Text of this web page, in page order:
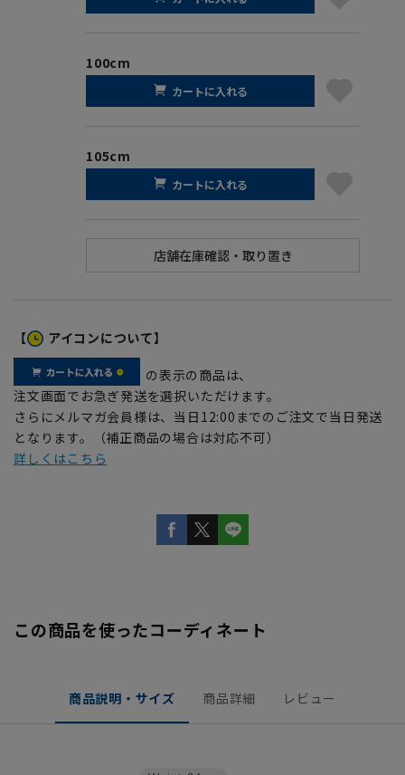
100cm
カートに入れる
105cm
カートに入れる
【 アイコンについて】
の表示の商品は、
注文画面でお急ぎ発送を選択いただけます。
さらにメルマガ会員様は、当日12:00までのご注文で当日発送
となります。（補正商品の場合は対応不可）
詳しくはこちら
この商品を使ったコーディネート
商品説明・サイズ 商品詳細 レビュー